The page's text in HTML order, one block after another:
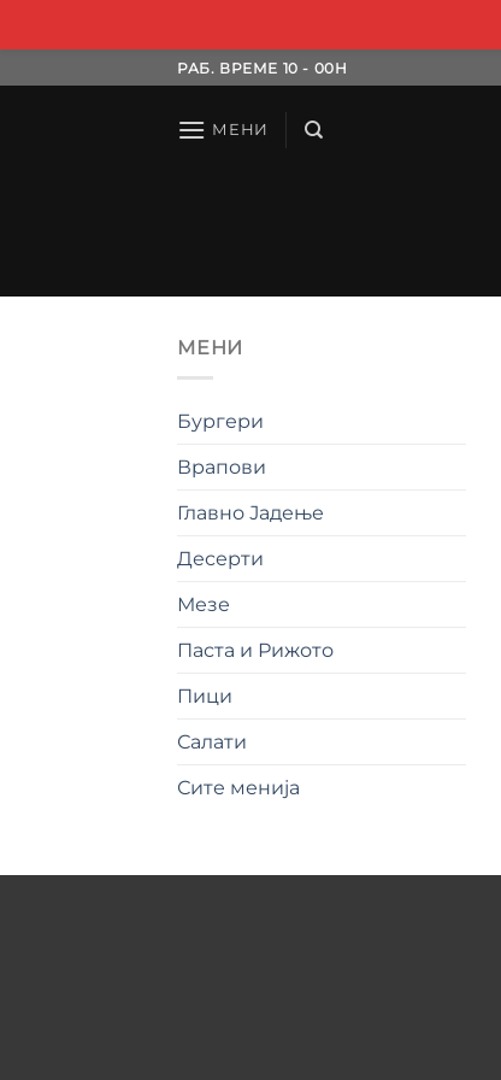
to
РАБ. ВРЕМЕ 10 - 00H
МЕНИ
МЕНИ
Бургери
Врапови
Главно Јадење
Десерти
Мезе
Паста и Рижото
Пици
Салати
Сите менија